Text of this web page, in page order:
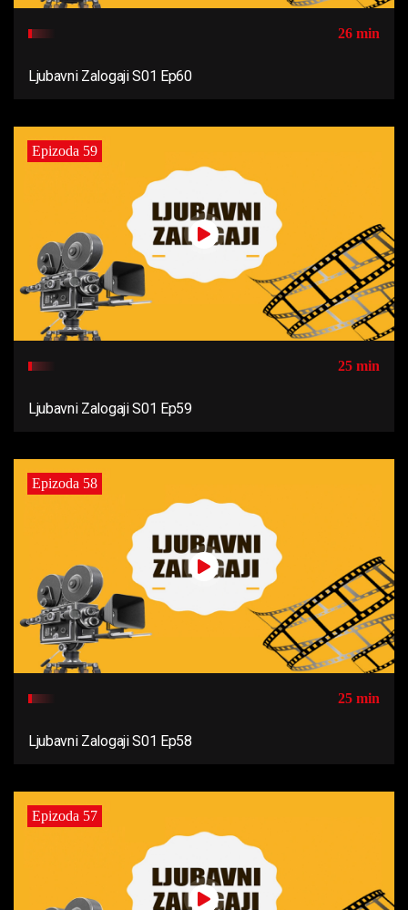
26 min
Ljubavni Zalogaji S01 Ep60
Epizoda 59
25 min
Ljubavni Zalogaji S01 Ep59
Epizoda 58
25 min
Ljubavni Zalogaji S01 Ep58
Epizoda 57